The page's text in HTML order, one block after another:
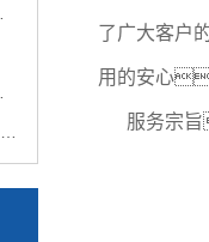
了广大客户
用的安心
服务宗